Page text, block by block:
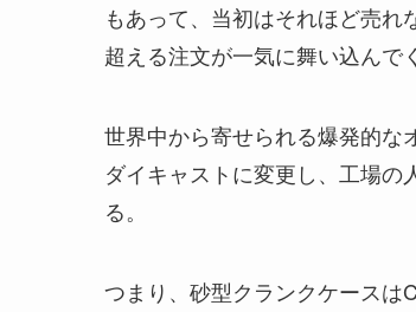
もあって、当初はそれほど売
超える注文が一気に舞い込んで
世界中から寄せられる爆発的な
ダイキャストに変更し、工場
る。
つまり、砂型クランクケースは